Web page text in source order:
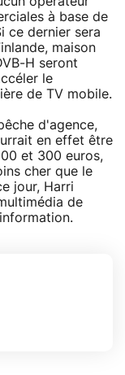
à base de
ce dernier sera
maison
H seront
le
de TV mobile.
d'agence,
en effet être
et 300 euros,
cher que le
jour, Harri
de